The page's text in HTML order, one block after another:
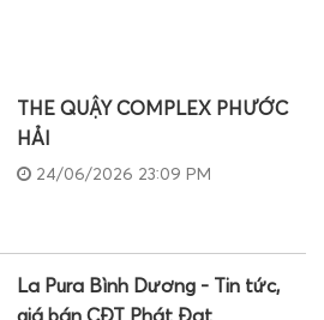
THE QUẬY COMPLEX PHƯỚC
HẢI
24/06/2026 23:09 PM
La Pura Bình Dương - Tin tức,